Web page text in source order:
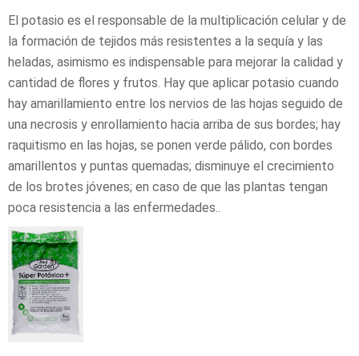
El potasio es el responsable de la multiplicación celular y de
la formación de tejidos más resistentes a la sequía y las
heladas, asimismo es indispensable para mejorar la calidad y
cantidad de flores y frutos. Hay que aplicar potasio cuando
hay amarillamiento entre los nervios de las hojas seguido de
una necrosis y enrollamiento hacia arriba de sus bordes; hay
raquitismo en las hojas, se ponen verde pálido, con bordes
amarillentos y puntas quemadas; disminuye el crecimiento
de los brotes jóvenes; en caso de que las plantas tengan
poca resistencia a las enfermedades..